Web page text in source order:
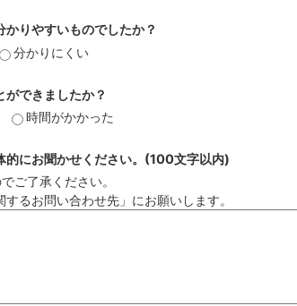
りやすいものでしたか？
分かりにくい
ができましたか？
時間がかかった
的にお聞かせください。(100文字以内)
ご了承ください。
るお問い合わせ先」にお願いします。